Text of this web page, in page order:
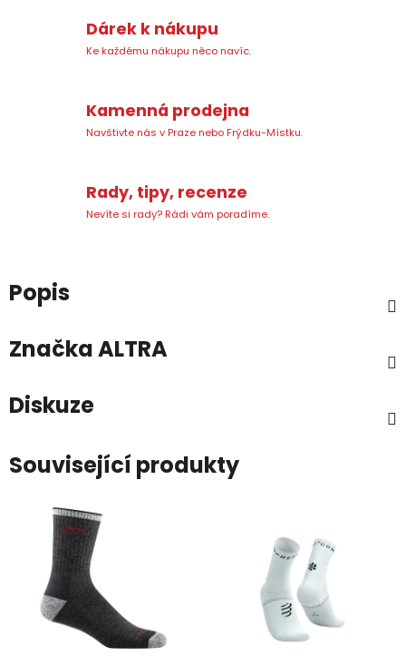
Dárek k nákupu
Ke každému nákupu něco navíc.
Kamenná prodejna
Navštivte nás v Praze nebo Frýdku-Místku.
Rady, tipy, recenze
Nevíte si rady? Rádi vám poradíme.
Popis
ZnačkaALTRA
Diskuze
Související produkty